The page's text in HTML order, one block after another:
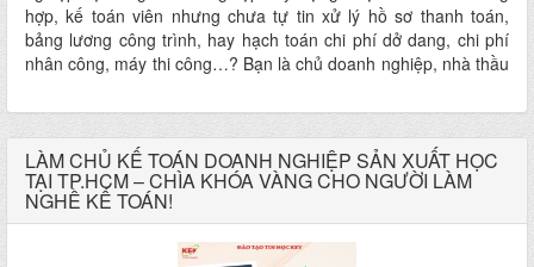
hợp, kế toán viên nhưng chưa tự tin xử lý hồ sơ thanh toán,
bảng lương công trình, hay hạch toán chi phí dở dang, chi phí
nhân công, máy thi công…? Bạn là chủ doanh nghiệp, nhà thầu
thành từng công trình? KHÓA HỌC KẾ TOÁN DOANH NGHIỆP
XÂY DỰNG chính là chìa khóa dành cho bạn!
LÀM CHỦ KẾ TOÁN DOANH NGHIỆP SẢN XUẤT HỌC
TẠI TP.HCM – CHÌA KHÓA VÀNG CHO NGƯỜI LÀM
NGHỀ KẾ TOÁN!